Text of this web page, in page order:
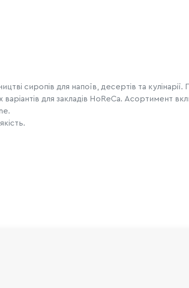
сиропів для напоїв, десертів та кулінарії.
для закладів HoReCa. Асортимент